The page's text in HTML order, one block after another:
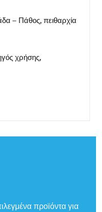
– Πάθος, πειθαρχία
χρήσης,
προϊόντα για